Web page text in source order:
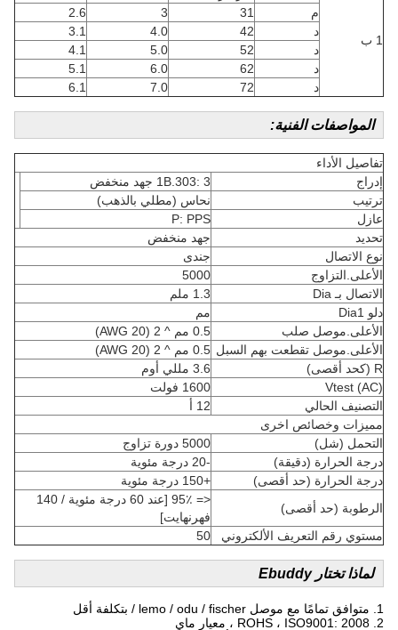
1 ب
م
31
3
2.6
د
42
4.0
3.1
د
52
5.0
4.1
د
62
6.0
5.1
د
72
7.0
6.1
المواصفات الفنية:
تفاصيل الأداء
إدراج
1B.303: 3 جهد منخفض
ترتيب
نحاس (مطلي بالذهب)
عازل
P: PPS
تحديد
جهد منخفض
نوع الاتصال
جندى
الأعلى.التزاوج
5000
الاتصال بـ Dia
1.3 ملم
دلو Dia1
مم
الأعلى.موصل صلب
0.5 مم ^ 2 (AWG 20)
الأعلى.موصل تقطعت بهم السبل 0.5 مم ^ 2 (AWG 20)
R (كحد أقصى)
3.6 مللي أوم
Vtest (AC)
1600 فولت
التصنيف الحالي
12 أ
مميزات وخصائص اخرى
التحمل (شل)
5000 دورة تزاوج
درجة الحرارة (دقيقة)
-20 درجة مئوية
درجة الحرارة (حد أقصى)
+150 درجة مئوية
الرطوبة (حد أقصى)
<= 95٪ [عند 60 درجة مئوية / 140
فهرنهايت]
مستوي رقم التعريف الألكتروني
50
لماذا تختار Ebuddy
1. متوافق تمامًا مع موصل lemo / odu / fischer / بتكلفة أقل
2. ROHS ، ISO9001: 2008 ، معيار ماي